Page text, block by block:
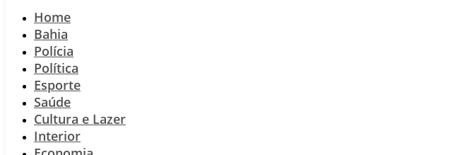
Home
Bahia
Polícia
Política
Esporte
Saúde
Cultura e Lazer
Interior